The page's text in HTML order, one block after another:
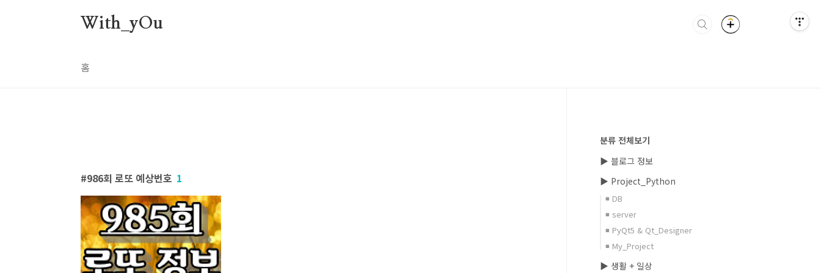
With_yOu
홈
986회 로또 예상번호 1
분류 전체보기
▶ 블로그 정보
▶ Project_Python
◾ DB
◾ server
◾ PyQt5 & Qt_Designer
◾ My_Project
▶ 생활 + 일상